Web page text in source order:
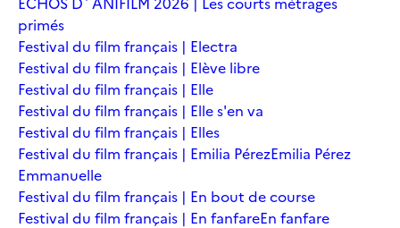
primés
Festival du film français | Electra
Festival du film français | Elève libre
Festival du film français | Elle
Festival du film français | Elle s'en va
Festival du film français | Elles
Festival du film français | Emilia PérezEmilia Pérez
Emmanuelle
Festival du film français | En bout de course
Festival du film français | En fanfareEn fanfare